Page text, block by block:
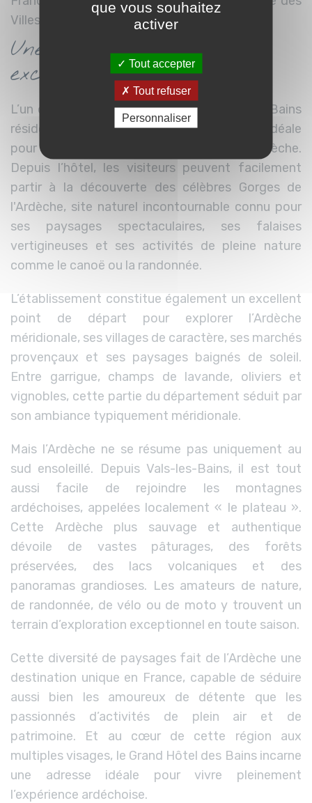
Villes d’Eaux du Massif Central.
Une situation géographique
exceptionnelle
L’un des grands atouts du Grand Hôtel des Bains
réside enfin dans sa situation géographique idéale
pour découvrir toutes les richesses de l’Ardèche.
Depuis l’hôtel, les visiteurs peuvent facilement
partir à la découverte des célèbres Gorges de
l'Ardèche, site naturel incontournable connu pour
ses paysages spectaculaires, ses falaises
vertigineuses et ses activités de pleine nature
comme le canoë ou la randonnée.
L’établissement constitue également un excellent
point de départ pour explorer l’Ardèche
méridionale, ses villages de caractère, ses marchés
provençaux et ses paysages baignés de soleil.
Entre garrigue, champs de lavande, oliviers et
vignobles, cette partie du département séduit par
son ambiance typiquement méridionale.
Mais l’Ardèche ne se résume pas uniquement au
sud ensoleillé. Depuis Vals-les-Bains, il est tout
aussi facile de rejoindre les montagnes
ardéchoises, appelées localement « le plateau ».
Cette Ardèche plus sauvage et authentique
dévoile de vastes pâturages, des forêts
préservées, des lacs volcaniques et des
panoramas grandioses. Les amateurs de nature,
de randonnée, de vélo ou de moto y trouvent un
terrain d’exploration exceptionnel en toute saison.
Cette diversité de paysages fait de l’Ardèche une
destination unique en France, capable de séduire
aussi bien les amoureux de détente que les
passionnés d’activités de plein air et de
patrimoine. Et au cœur de cette région aux
multiples visages, le Grand Hôtel des Bains incarne
une adresse idéale pour vivre pleinement
l’expérience ardéchoise.
que vous souhaitez
activer
Tout accepter
Tout refuser
Personnaliser